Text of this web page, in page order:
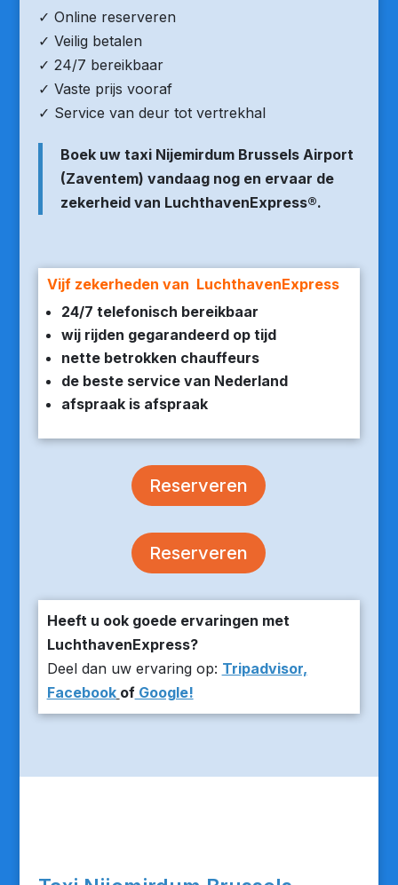
✓ Online reserveren
✓ Veilig betalen
✓ 24/7 bereikbaar
✓ Vaste prijs vooraf
✓ Service van deur tot vertrekhal
Boek uw taxi Nijemirdum Brussels Airport
(Zaventem) vandaag nog en ervaar de
zekerheid van LuchthavenExpress®.
Vijf zekerheden van LuchthavenExpress
24/7 telefonisch bereikbaar
wij rijden gegarandeerd op tijd
nette betrokken chauffeurs
de beste service van Nederland
afspraak is afspraak
Reserveren
Reserveren
Heeft u ook goede ervaringen met
LuchthavenExpress?
Deel dan uw ervaring op: Tripadvisor,
Facebook ofGoogle!